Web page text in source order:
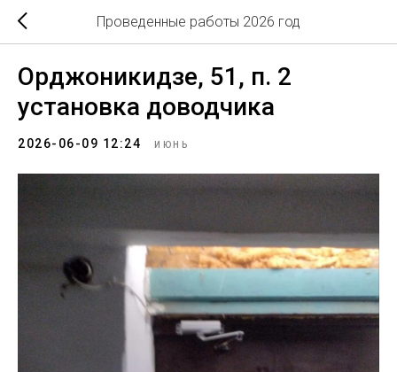
Проведенные работы 2026 год
Орджоникидзе, 51, п. 2
установка доводчика
2026-06-09 12:24 ИЮНЬ